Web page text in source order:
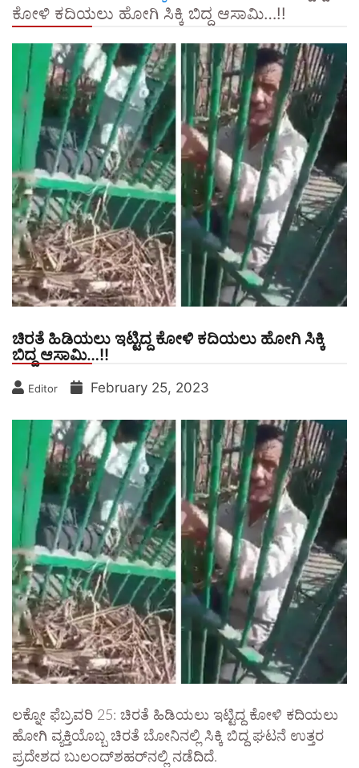
ಕೋಳಿ ಕದಿಯಲು ಹೋಗಿ ಸಿಕ್ಕಿ ಬಿದ್ದ ಆಸಾಮಿ…!!
ಚಿರತೆ ಹಿಡಿಯಲು ಇಟ್ಟಿದ್ದ ಕೋಳಿ ಕದಿಯಲು ಹೋಗಿ ಸಿಕ್ಕಿ
ಬಿದ್ದ ಆಸಾಮಿ…!!
Editor February 25, 2023
ಲಕ್ನೋ ಫೆಬ್ರವರಿ 25: ಚಿರತೆ ಹಿಡಿಯಲು ಇಟ್ಟಿದ್ದ ಕೋಳಿ ಕದಿಯಲು
ಹೋಗಿ ವ್ಯಕ್ತಿಯೊಬ್ಬ ಚಿರತೆ ಬೋನಿನಲ್ಲಿ ಸಿಕ್ಕಿ ಬಿದ್ದ ಘಟನೆ ಉತ್ತರ
ಪ್ರದೇಶದ ಬುಲಂದ್‍ಶಹರ್‌ನಲ್ಲಿ ನಡೆದಿದೆ.